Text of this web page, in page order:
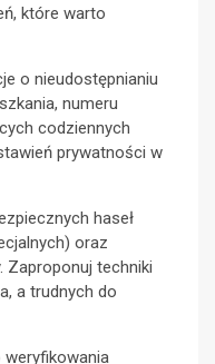
które warto
o nieudostępnianiu
numeru
codziennych
prywatności w
haseł
oraz
Zaproponuj techniki
a trudnych do